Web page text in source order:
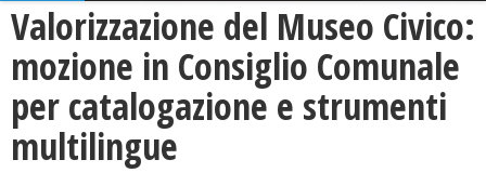
Valorizzazione del Museo Civico:
mozione in Consiglio Comunale
per catalogazione e strumenti
multilingue